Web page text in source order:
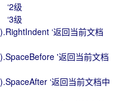
级
级
‘返回当前文档
'返回当前文档
‘返回当前文档中